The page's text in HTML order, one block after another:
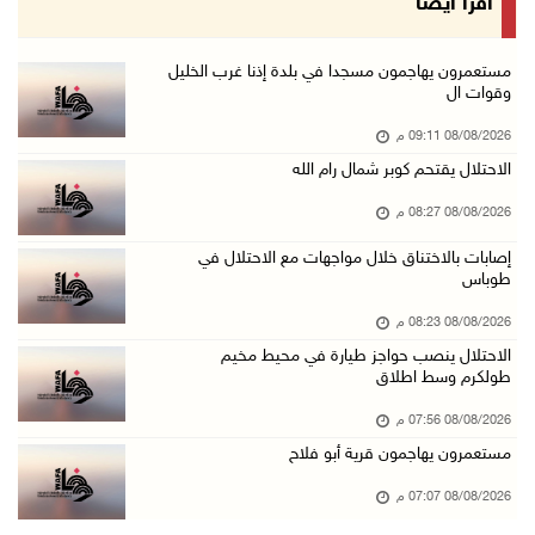
أطفال مبتورو الأطراف يتحدّون الألم بكرة القدم ...
08/آب/2026 04:42 م
جلسة لمجلس الأمن بشأن الضفة الغربية الثلاثاء ...
50 طفلا وطفلة من القدس يستعدون للمغادرة إلى ا ...
08/آب/2026 03:51 م
إصابتان في هجوم للمستعمرين الإرهابيين على بيت ...
الرئيس يستقبل مجلس بلدية بيت لحم ويؤكد النهوض ...
مستعمرون يهاجمون مسجدا في بلدة إذنا غرب الخليل
وقوات ال
08/08/2026 09:11 م
الاحتلال يقتحم كوبر شمال رام الله
08/08/2026 08:27 م
إصابات بالاختناق خلال مواجهات مع الاحتلال في
طوباس
08/08/2026 08:23 م
الاحتلال ينصب حواجز طيارة في محيط مخيم
طولكرم وسط اطلاق
08/08/2026 07:56 م
مستعمرون يهاجمون قرية أبو فلاح
08/08/2026 07:07 م